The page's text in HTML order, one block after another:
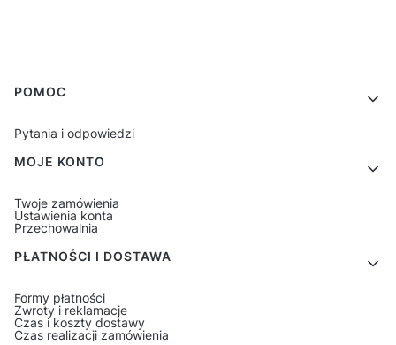
Linki w stopce
POMOC
Pytania i odpowiedzi
MOJE KONTO
Twoje zamówienia
Ustawienia konta
Przechowalnia
PŁATNOŚCI I DOSTAWA
Formy płatności
Zwroty i reklamacje
Czas i koszty dostawy
Czas realizacji zamówienia